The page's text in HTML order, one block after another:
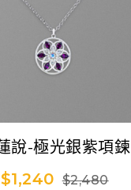
說-極光銀紫項鍊
$1,240 $2,480